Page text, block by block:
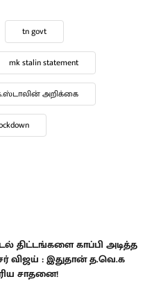
tn govt
mk stalin statement
அறிக்கை
திட்டங்களை காப்பி அடித்த
விஜய் : இதுதான் த.வெ.க
சாதனை!